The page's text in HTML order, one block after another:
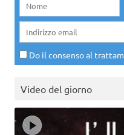
Do il consenso al
Video del giorno